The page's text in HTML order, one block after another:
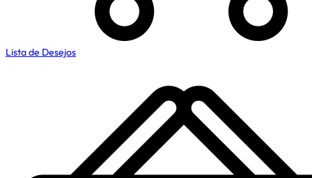
Lista de Desejos